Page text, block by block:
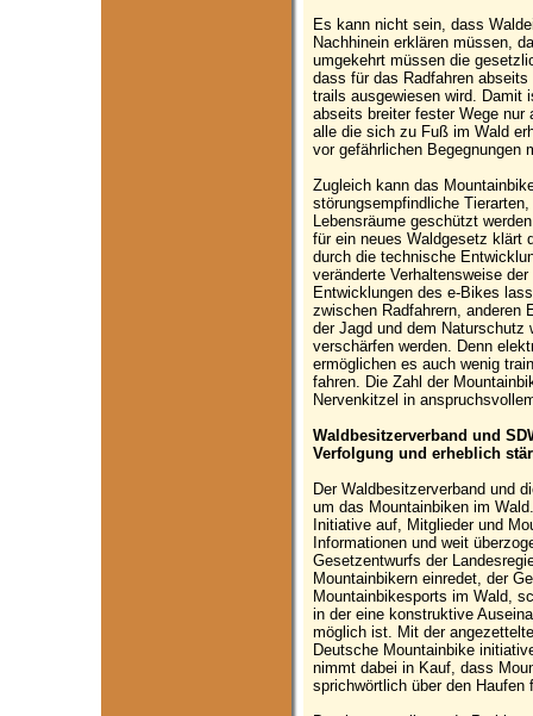
Es kann nicht sein, dass
Nachhinein erklären müssen,
umgekehrt müssen die
dass für das Radfahren
trails ausgewiesen wird. Damit
abseits breiter fester Wege nur
alle die sich zu Fuß im Wald
vor gefährlichen Begegnungen
Zugleich kann das
störungsempfindliche
Lebensräume geschützt
für ein neues Waldgesetz klärt
durch die technische
veränderte Verhaltensweise
Entwicklungen des e-Bikes
zwischen Radfahrern, anderen
der Jagd und dem Naturschutz
verschärfen werden. Denn
ermöglichen es auch wenig
fahren. Die Zahl der
Nervenkitzel in
Waldbesitzerverband und
Verfolgung und erheblich
Der Waldbesitzerverband und
um das Mountainbiken im
Initiative auf, Mitglieder und
Informationen und weit
Gesetzentwurfs der
Mountainbikern einredet, der
Mountainbikesports im Wald,
in der eine konstruktive
möglich ist. Mit der
Deutsche Mountainbike
nimmt dabei in Kauf, dass
sprichwörtlich über den Haufen